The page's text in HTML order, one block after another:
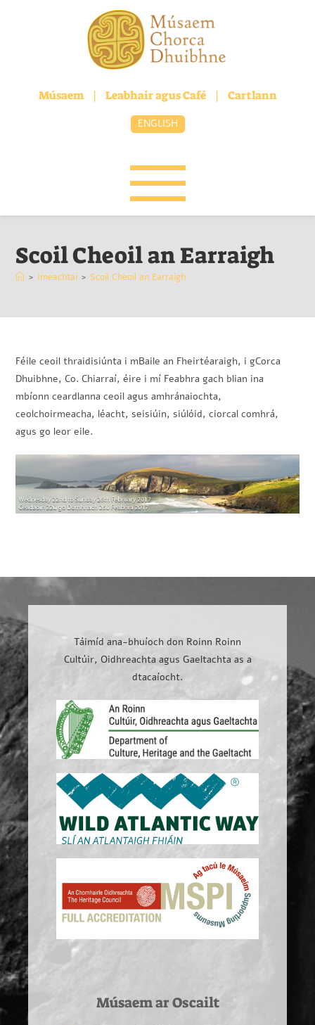
Músaem | Leabhair agus Café | Cartlann
ENGLISH
Scoil Cheoil an Earraigh
> Imeachtai > Scoil Cheoil an Earraigh
Féile ceoil thraidisiúnta i mBaile an Fheirtéaraigh, i gCorca
Dhuibhne, Co. Chiarraí, éire i mí Feabhra gach blian ina
mbíonn ceardlanna ceoil agus amhránaiochta,
ceolchoirmeacha, léacht, seisiúin, siúlóid, ciorcal comhrá,
agus go leor eile.
Táimíd ana-bhuíoch don Roinn Roinn
Cultúir, Oidhreachta agus Gaeltachta as a
dtacaíocht.
Músaem ar Oscailt